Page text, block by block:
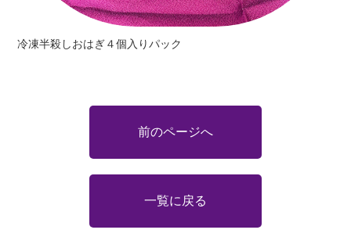
冷凍半殺しおはぎ４個入りパック
前のページへ
一覧に戻る